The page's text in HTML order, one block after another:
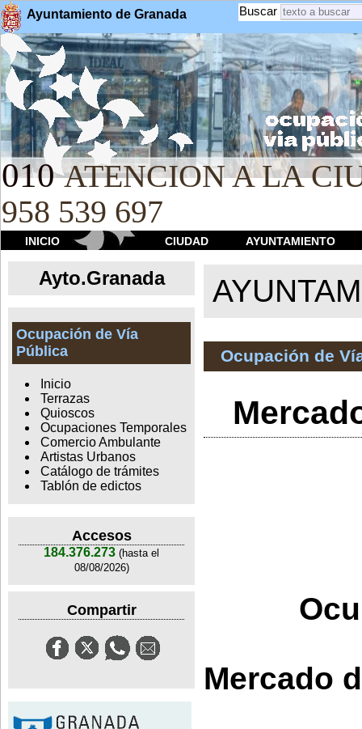
Ayuntamiento de Granada Buscar
010 ATENCION A LA
958 539 697
INICIO CIUDAD AYUNTAMIENTO
Ayto.Granada
Ocupación de Vía
Pública
Inicio
Terrazas
Quioscos
Ocupaciones Temporales
Comercio Ambulante
Artistas Urbanos
Catálogo de trámites
Tablón de edictos
Accesos
184.376.273 (hasta el
08/08/2026)
Compartir
Ocupación de
Mercado